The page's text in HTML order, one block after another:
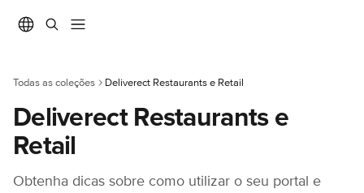
Todas as coleções Deliverect Restaurants e Retail
Deliverect Restaurants e
Retail
Obtenha dicas sobre como utilizar o seu portal e